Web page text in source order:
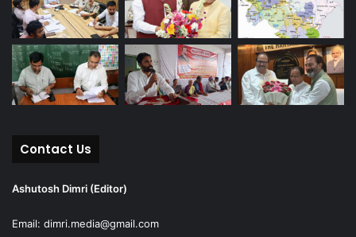
Contact Us
Ashutosh Dimri (Editor)
Email: dimri.media@gmail.com